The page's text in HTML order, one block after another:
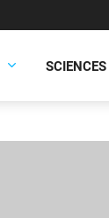
SCIENCES